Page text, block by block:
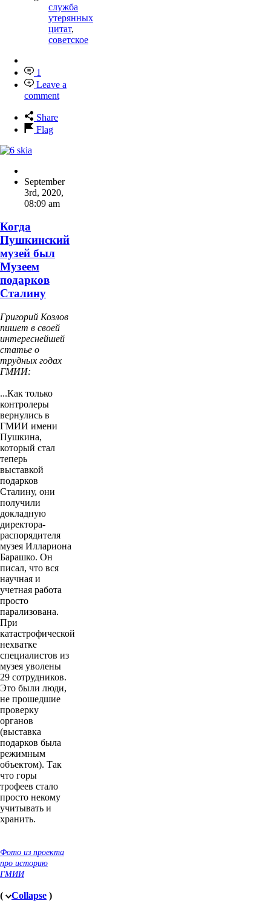
служба
утерянных
цитат,
советское
1
Leave a
comment
Share
Flag
September
3rd, 2020,
08:09 am
Когда
Пушкинский
музей был
Музеем
подарков
Сталину
Григорий Козлов
пишет в своей
интереснейшей
статье о
трудных годах
ГМИИ:
...Как только
контролеры
вернулись в
ГМИИ имени
Пушкина,
который стал
теперь
выставкой
подарков
Сталину, они
получили
докладную
директора-
распорядителя
музея Иллариона
Барашко. Он
писал, что вся
научная и
учетная работа
просто
парализована.
При
катастрофической
нехватке
специалистов из
музея уволены
29 сотрудников.
Это были люди,
не прошедшие
проверку
органов
(выставка
подарков была
режимным
объектом). Так
что горы
трофеев стало
просто некому
учитывать и
хранить.
Фото из проекта
про историю
ГМИИ
( Collapse )